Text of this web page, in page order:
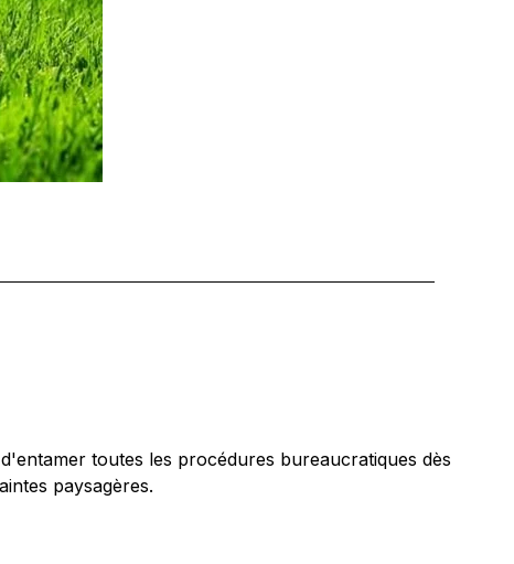
toutes les procédures bureaucratiques dès
paysagères.